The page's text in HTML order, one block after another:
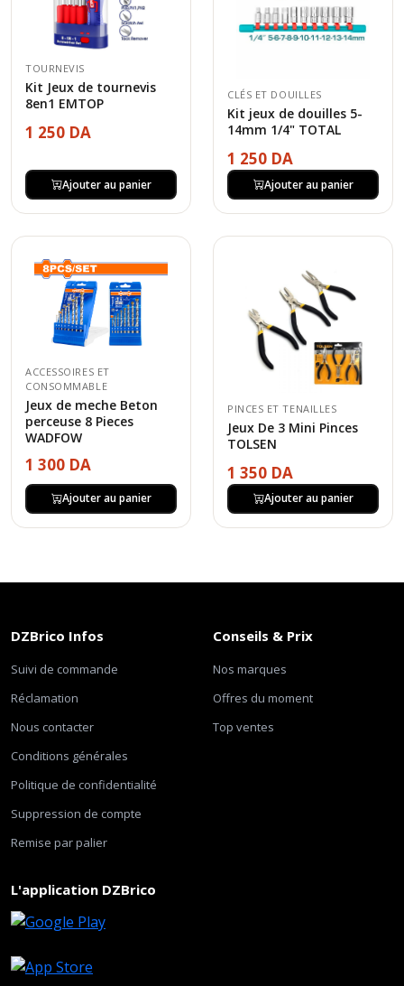
TOURNEVIS
Kit Jeux de tournevis
8en1 EMTOP
1 250 DA
Ajouter au panier
CLÉS ET DOUILLES
Kit jeux de douilles 5-
14mm 1/4" TOTAL
1 250 DA
Ajouter au panier
ACCESSOIRES ET
CONSOMMABLE
Jeux de meche Beton
perceuse 8 Pieces
WADFOW
1 300 DA
Ajouter au panier
PINCES ET TENAILLES
Jeux De 3 Mini Pinces
TOLSEN
1 350 DA
Ajouter au panier
DZBrico Infos
Suivi de commande
Réclamation
Nous contacter
Conditions générales
Politique de confidentialité
Suppression de compte
Remise par palier
Conseils & Prix
Nos marques
Offres du moment
Top ventes
L'application DZBrico